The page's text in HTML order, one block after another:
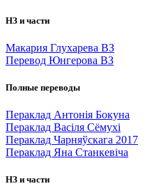
НЗ и части
Макария Глухарева ВЗ
Перевод Юнгерова ВЗ
Полные переводы
Пераклад Антонія Бокуна
Пераклад Васіля Сёмухі
Пераклад Чарняўскага 2017
Пераклад Яна Станкевіча
НЗ и части